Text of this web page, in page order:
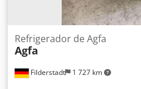
Filderstadt 1 727 km
Refrigerador de Agfa
Agfa